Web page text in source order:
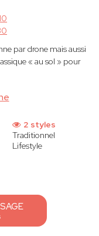
par drone mais aussi
« au sol » pour
2 styles
Traditionnel
Lifestyle